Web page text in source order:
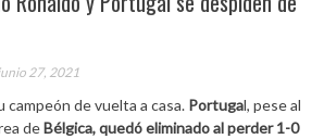
27, 2021
campeón de vuelta a casa. Portugal, pese al
deBélgica,quedó eliminado al perder 1-0